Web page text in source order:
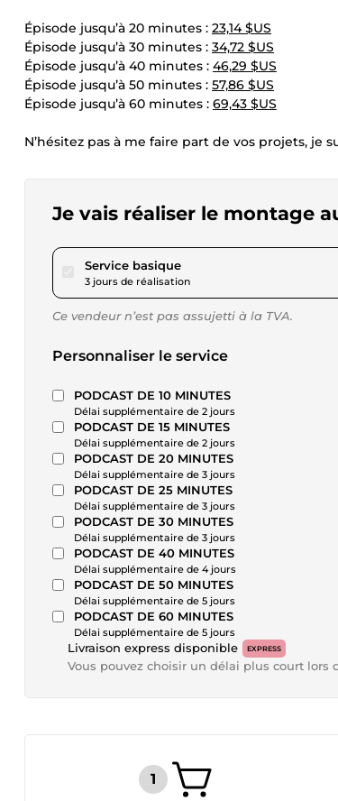
Épisode jusqu’à 20 minutes : 23,14 $US
Épisode jusqu’à 30 minutes : 34,72 $US
Épisode jusqu’à 40 minutes : 46,29 $US
Épisode jusqu’à 50 minutes : 57,86 $US
Épisode jusqu’à 60 minutes : 69,43 $US
N’hésitez pas à me faire part de vos projets, je
Je vais réaliser le montage
Service basiquepour 17,36 $US
3 jours de réalisation
Ce vendeur n’est pas assujetti à la TVA.
Personnaliser le service
PODCAST DE 10 MINUTES
Délai supplémentaire de 2 jours
PODCAST DE 15 MINUTES
Délai supplémentaire de 2 jours
PODCAST DE 20 MINUTES
Délai supplémentaire de 3 jours
PODCAST DE 25 MINUTES
Délai supplémentaire de 3 jours
PODCAST DE 30 MINUTES
Délai supplémentaire de 3 jours
PODCAST DE 40 MINUTES
Délai supplémentaire de 4 jours
PODCAST DE 50 MINUTES
Délai supplémentaire de 5 jours
PODCAST DE 60 MINUTES
Délai supplémentaire de 5 jours
Livraison express disponible EXPRESS
Vous pouvez choisir un délai plus court lors